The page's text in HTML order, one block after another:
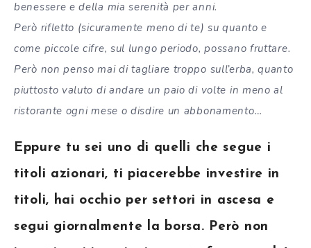
benessere e della mia serenità per anni.
Però rifletto (sicuramente meno di te) su quanto e
come piccole cifre, sul lungo periodo, possano fruttare.
Però non penso mai di tagliare troppo sull’erba, quanto
piuttosto valuto di andare un paio di volte in meno al
ristorante ogni mese o disdire un abbonamento…
Eppure tu sei uno di quelli che segue i
titoli azionari, ti piacerebbe investire in
titoli, hai occhio per settori in ascesa e
segui giornalmente la borsa. Però non